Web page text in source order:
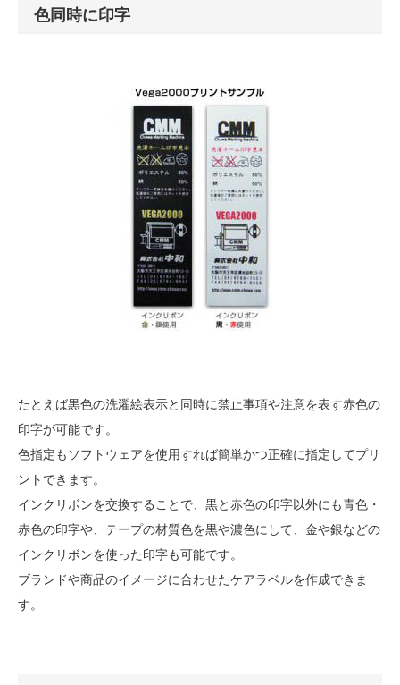
色同時に印字
たとえば黒色の洗濯絵表示と同時に禁止事項や注意を表す赤色の
印字が可能です。
色指定もソフトウェアを使用すれば簡単かつ正確に指定してプリ
ントできます。
インクリボンを交換することで、黒と赤色の印字以外にも青色・
赤色の印字や、テープの材質色を黒や濃色にして、金や銀などの
インクリボンを使った印字も可能です。
ブランドや商品のイメージに合わせたケアラベルを作成できま
す。